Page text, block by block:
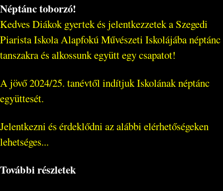
Néptánc toborzó!
Kedves Diákok gyertek és jelentkezzetek a Szegedi
Piarista Iskola Alapfokú Művészeti Iskolájába néptánc
tanszakra és alkossunk együtt egy csapatot!
A jövő 2024/25. tanévtől indítjuk Iskolának néptánc
együttesét.
Jelentkezni és érdeklődni az alábbi elérhetőségeken
lehetséges...
További részletek